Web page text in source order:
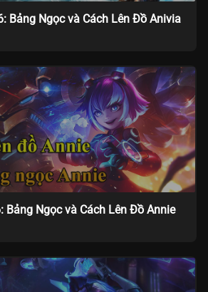
Bảng Ngọc và Cách Lên Đồ Anivia
Bảng Ngọc và Cách Lên Đồ Annie